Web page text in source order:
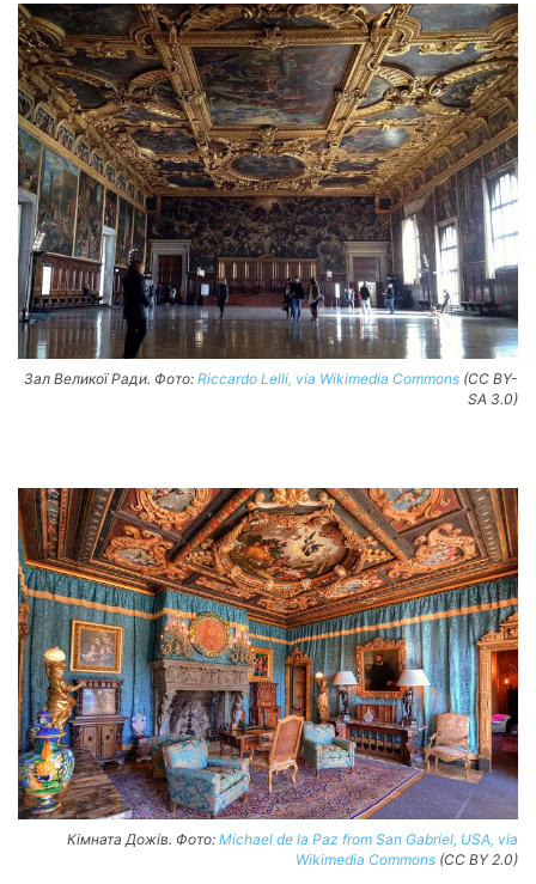
Зал Великої Ради. Фото: Riccardo Lelli, via Wikimedia Commons (CC BY-
SA 3.0)
Кімната Дожів. Фото: Michael de la Paz from San Gabriel, USA, via
Wikimedia Commons (CC BY 2.0)